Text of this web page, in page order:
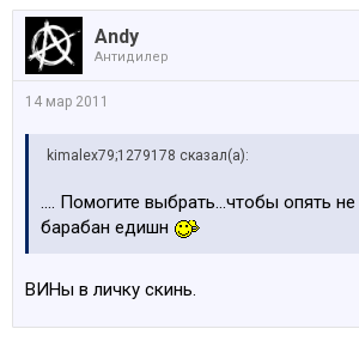
Andy
Антидилер
14 мар 2011
kimalex79;1279178 сказал(а):
.... Помогите выбрать...чтобы опять
барабан едишн
ВИНы в личку скинь.